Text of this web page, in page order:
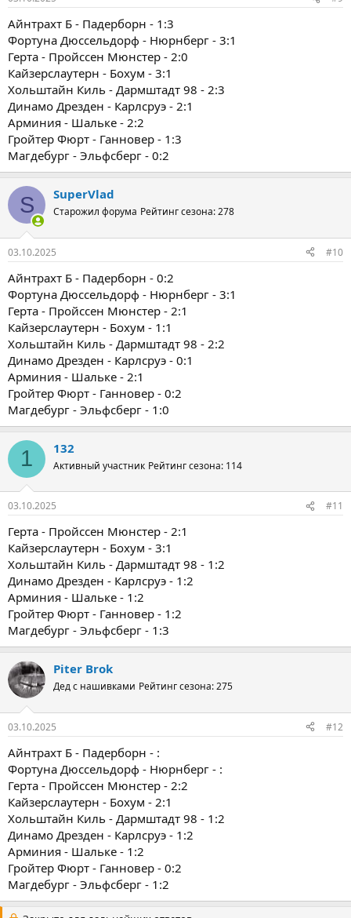
Айнтрахт Б - Падерборн - 1:3
Фортуна Дюссельдорф - Нюрнберг - 3:1
Герта - Пройссен Мюнстер - 2:0
Кайзерслаутерн - Бохум - 3:1
Хольштайн Киль - Дармштадт 98 - 2:3
Динамо Дрезден - Карлсруэ - 2:1
Арминия - Шальке - 2:2
Гройтер Фюрт - Ганновер - 1:3
Магдебург - Эльфсберг - 0:2
S SuperVlad
Старожил форума Рейтинг сезона: 278
03.10.2025 #10
Айнтрахт Б - Падерборн - 0:2
Фортуна Дюссельдорф - Нюрнберг - 3:1
Герта - Пройссен Мюнстер - 2:1
Кайзерслаутерн - Бохум - 1:1
Хольштайн Киль - Дармштадт 98 - 2:2
Динамо Дрезден - Карлсруэ - 0:1
Арминия - Шальке - 2:1
Гройтер Фюрт - Ганновер - 0:2
Магдебург - Эльфсберг - 1:0
1 132
Активный участник Рейтинг сезона: 114
03.10.2025 #11
Герта - Пройссен Мюнстер - 2:1
Кайзерслаутерн - Бохум - 3:1
Хольштайн Киль - Дармштадт 98 - 1:2
Динамо Дрезден - Карлсруэ - 1:2
Арминия - Шальке - 1:2
Гройтер Фюрт - Ганновер - 1:2
Магдебург - Эльфсберг - 1:3
Piter Brok
Дед с нашивками Рейтинг сезона: 275
03.10.2025 #12
Айнтрахт Б - Падерборн - :
Фортуна Дюссельдорф - Нюрнберг - :
Герта - Пройссен Мюнстер - 2:2
Кайзерслаутерн - Бохум - 2:1
Хольштайн Киль - Дармштадт 98 - 1:2
Динамо Дрезден - Карлсруэ - 1:2
Арминия - Шальке - 1:2
Гройтер Фюрт - Ганновер - 0:2
Магдебург - Эльфсберг - 1:2